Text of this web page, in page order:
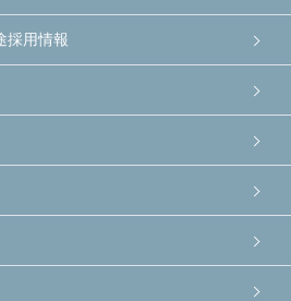
採用情報